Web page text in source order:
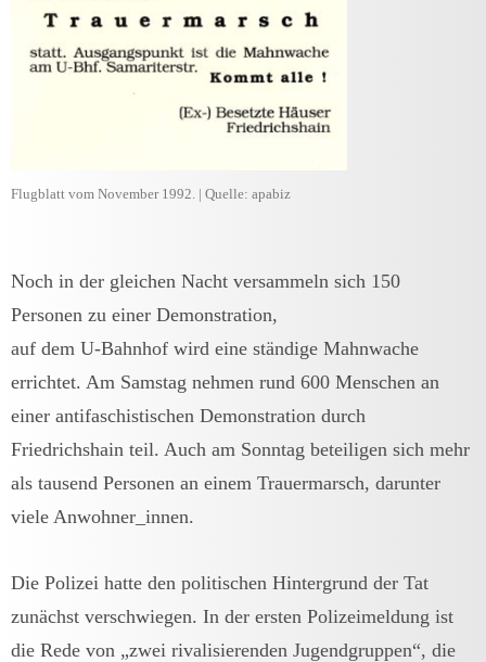
Flugblatt vom November 1992. | Quelle: apabiz
Noch in der gleichen Nacht versammeln sich 150
Personen zu einer Demonstration,
auf dem U-Bahnhof wird eine ständige Mahnwache
errichtet. Am Samstag nehmen rund 600 Menschen an
einer antifaschistischen Demonstration durch
Friedrichshain teil. Auch am Sonntag beteiligen sich mehr
als tausend Personen an einem Trauermarsch, darunter
viele Anwohner_innen.
Die Polizei hatte den politischen Hintergrund der Tat
zunächst verschwiegen. In der ersten Polizeimeldung ist
die Rede von „zwei rivalisierenden Jugendgruppen“, die